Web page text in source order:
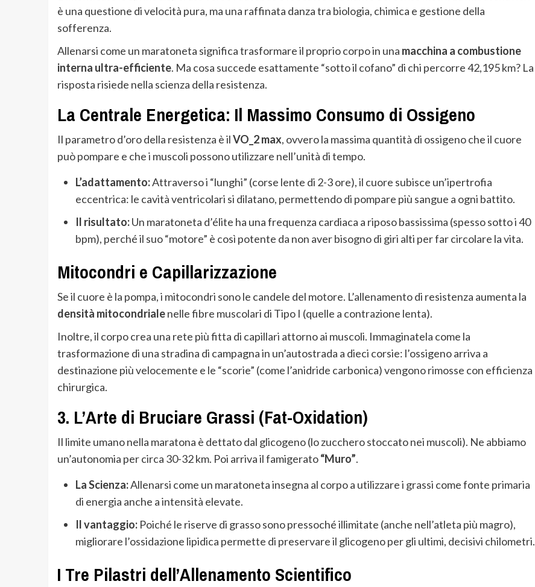
è una questione di velocità pura, ma una raffinata danza tra biologia, chimica e gestione della
sofferenza.
Allenarsi come un maratoneta significa trasformare il proprio corpo in una macchina a combustione
interna ultra-efficiente. Ma cosa succede esattamente “sotto il cofano” di chi percorre 42,195 km? La
risposta risiede nella scienza della resistenza.
La Centrale Energetica: Il Massimo Consumo di Ossigeno
Il parametro d’oro della resistenza è ilVO_2 max, ovvero la massima quantità di ossigeno che il cuore
può pompare e che i muscoli possono utilizzare nell’unità di tempo.
L’adattamento:Attraverso i “lunghi” (corse lente di 2-3 ore), il cuore subisce un’ipertrofia
eccentrica: le cavità ventricolari si dilatano, permettendo di pompare più sangue a ogni battito.
Il risultato:Un maratoneta d’élite ha una frequenza cardiaca a riposo bassissima (spesso sotto i 40
bpm), perché il suo “motore” è così potente da non aver bisogno di giri alti per far circolare la vita.
Mitocondri e Capillarizzazione
Se il cuore è la pompa, i mitocondri sono le candele del motore. L’allenamento di resistenza aumenta la
densità mitocondrialenelle fibre muscolari di Tipo I (quelle a contrazione lenta).
Inoltre, il corpo crea una rete più fitta di capillari attorno ai muscoli. Immaginatela come la
trasformazione di una stradina di campagna in un’autostrada a dieci corsie: l’ossigeno arriva a
destinazione più velocemente e le “scorie” (come l’anidride carbonica) vengono rimosse con efficienza
chirurgica.
3. L’Arte di Bruciare Grassi (Fat-Oxidation)
Il limite umano nella maratona è dettato dal glicogeno (lo zucchero stoccato nei muscoli). Ne abbiamo
un’autonomia per circa 30-32 km. Poi arriva il famigerato“Muro”.
La Scienza:Allenarsi come un maratoneta insegna al corpo a utilizzare i grassi come fonte primaria
di energia anche a intensità elevate.
Il vantaggio:Poiché le riserve di grasso sono pressoché illimitate (anche nell’atleta più magro),
migliorare l’ossidazione lipidica permette di preservare il glicogeno per gli ultimi, decisivi chilometri.
I Tre Pilastri dell’Allenamento Scientifico